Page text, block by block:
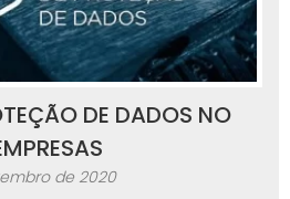
DE DADOS NO
de 2020